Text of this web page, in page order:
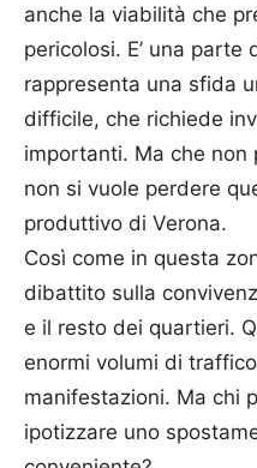
anche la viabilità che
pericolosi. E’ una
rappresenta una sfida
difficile, che richiede
importanti. Ma che non
non si vuole perdere
produttivo di Verona.
Così come in questa
dibattito sulla
e il resto dei quartieri.
enormi volumi di
manifestazioni. Ma chi
ipotizzare uno